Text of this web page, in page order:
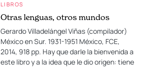
LIBROS
Otras lenguas, otros mundos
Gerardo Villadelángel Viñas (compilador)
México en Sur. 1931-1951 México, FCE,
2014, 918 pp. Hay que darle la bienvenida a
este libro y a la idea que le dio origen: tiene